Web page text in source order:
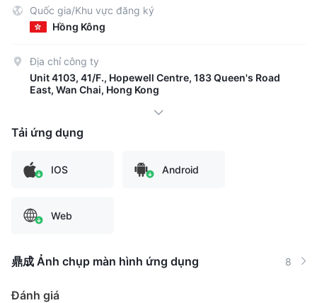
Quốc gia/Khu vực đăng ký
Hồng Kông
Địa chỉ công ty
Unit 4103, 41/F., Hopewell Centre, 183 Queen's Road
East, Wan Chai, Hong Kong
Tải ứng dụng
IOS Android
Web
鼎成 Ảnh chụp màn hình ứng dụng 8
Đánh giá